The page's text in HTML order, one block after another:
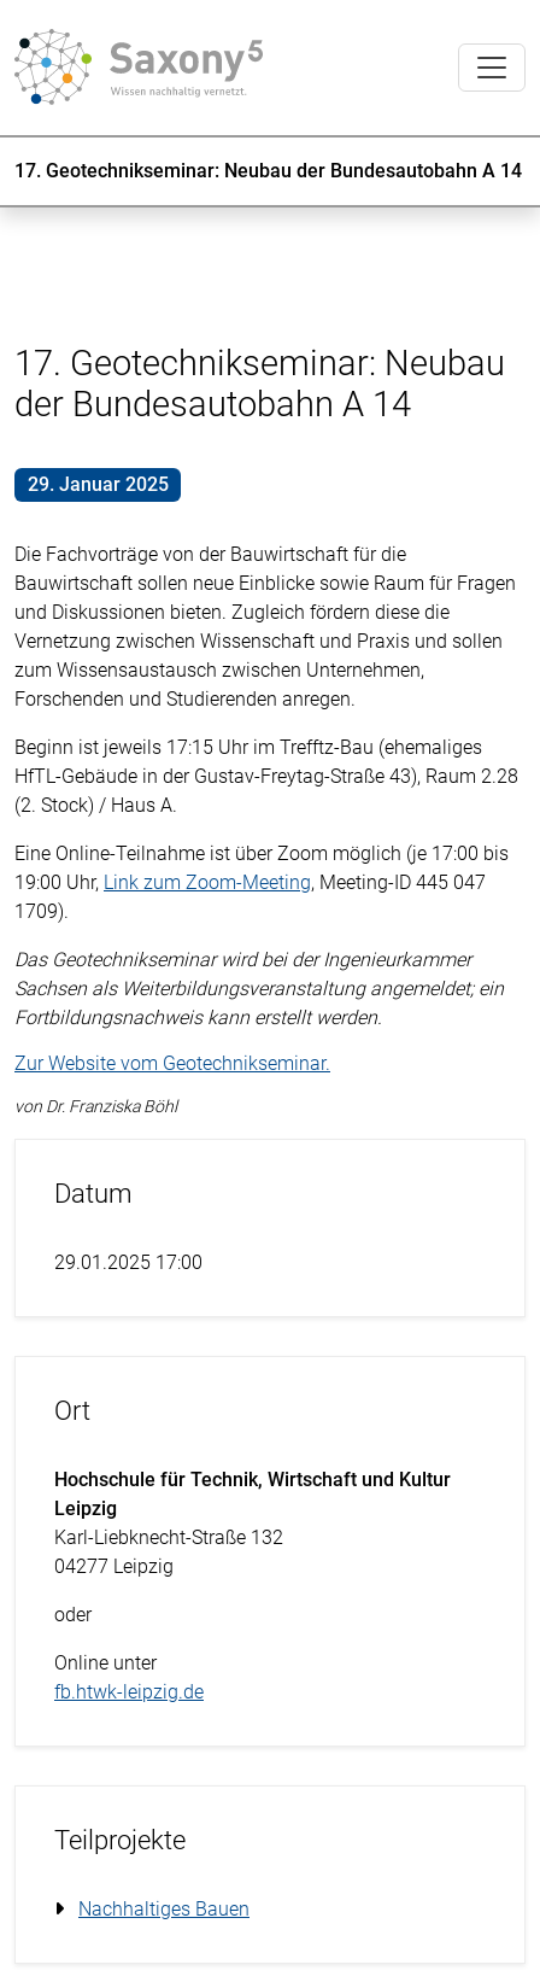
17. Geotechnikseminar: Neubau der Bundesautobahn A 14
17. Geotechnikseminar: Neubau
der Bundesautobahn A 14
29. Januar 2025
Die Fachvorträge von der Bauwirtschaft für die
Bauwirtschaft sollen neue Einblicke sowie Raum für Fragen
und Diskussionen bieten. Zugleich fördern diese die
Vernetzung zwischen Wissenschaft und Praxis und sollen
zum Wissensaustausch zwischen Unternehmen,
Forschenden und Studierenden anregen.
Beginn ist jeweils 17:15 Uhr im Trefftz-Bau (ehemaliges
HfTL-Gebäude in der Gustav-Freytag-Straße 43), Raum 2.28
(2. Stock) / Haus A.
Eine Online-Teilnahme ist über Zoom möglich (je 17:00 bis
19:00 Uhr, Link zum Zoom-Meeting, Meeting-ID 445 047
1709).
Das Geotechnikseminar wird bei der Ingenieurkammer
Sachsen als Weiterbildungsveranstaltung angemeldet; ein
Fortbildungsnachweis kann erstellt werden.
Zur Website vom Geotechnikseminar.
von Dr. Franziska Böhl
Datum
29.01.2025 17:00
Ort
Hochschule für Technik, Wirtschaft und Kultur
Leipzig
Karl-Liebknecht-Straße 132
04277 Leipzig
oder
Online unter
fb.htwk-leipzig.de
Teilprojekte
Nachhaltiges Bauen